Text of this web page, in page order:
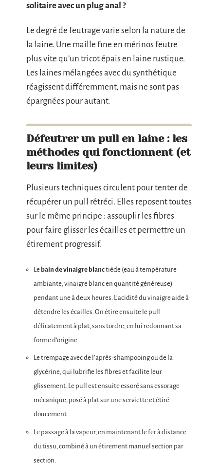
solitaire avec un plug anal ?
Le degré de feutrage varie selon la nature de
la laine. Une maille fine en mérinos feutre
plus vite qu’un tricot épais en laine rustique.
Les laines mélangées avec du synthétique
réagissent différemment, mais ne sont pas
épargnées pour autant.
Défeutrer un pull en laine : les
méthodes qui fonctionnent (et
leurs limites)
Plusieurs techniques circulent pour tenter de
récupérer un pull rétréci. Elles reposent toutes
sur le même principe : assouplir les fibres
pour faire glisser les écailles et permettre un
étirement progressif.
Le bain de vinaigre blanctiède (eau à température
ambiante, vinaigre blanc en quantité généreuse)
pendant une à deux heures. L’acidité du vinaigre aide à
détendre les écailles. On étire ensuite le pull
délicatement à plat, sans tordre, en lui redonnant sa
forme d’origine.
Le trempage avec de l’après-shampooing ou de la
glycérine, qui lubrifie les fibres et facilite leur
glissement. Le pull est ensuite essoré sans essorage
mécanique, posé à plat sur une serviette et étiré
doucement.
Le passage à la vapeur, en maintenant le fer à distance
du tissu, combiné à un étirement manuel section par
section.